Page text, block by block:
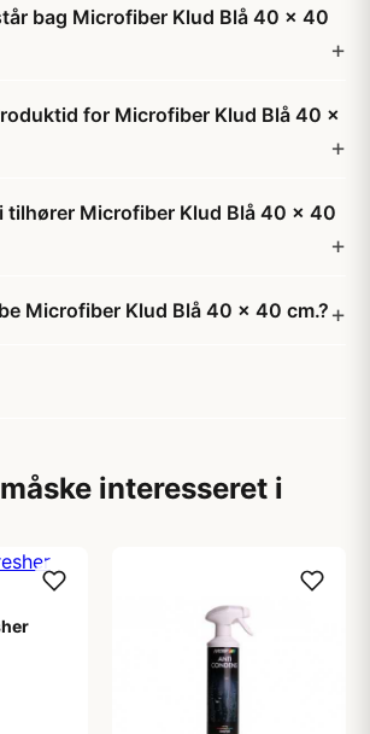
bag Microfiber Klud Blå 40 x 40
for Microfiber Klud Blå 40 x
tilhører Microfiber Klud Blå 40 x 40
Microfiber Klud Blå 40 x 40 cm.?
interesseret i